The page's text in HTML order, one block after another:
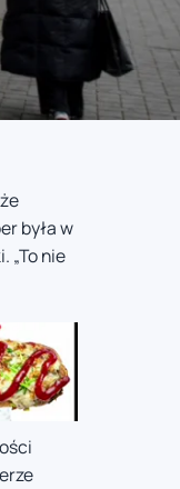
była w
„To nie